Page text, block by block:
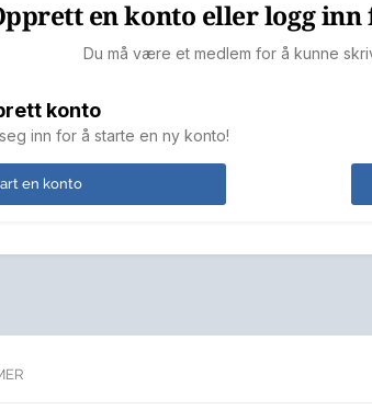
en konto eller logg
Du må være et medlem for å kunne
konto
inn for å starte en ny konto!
en konto